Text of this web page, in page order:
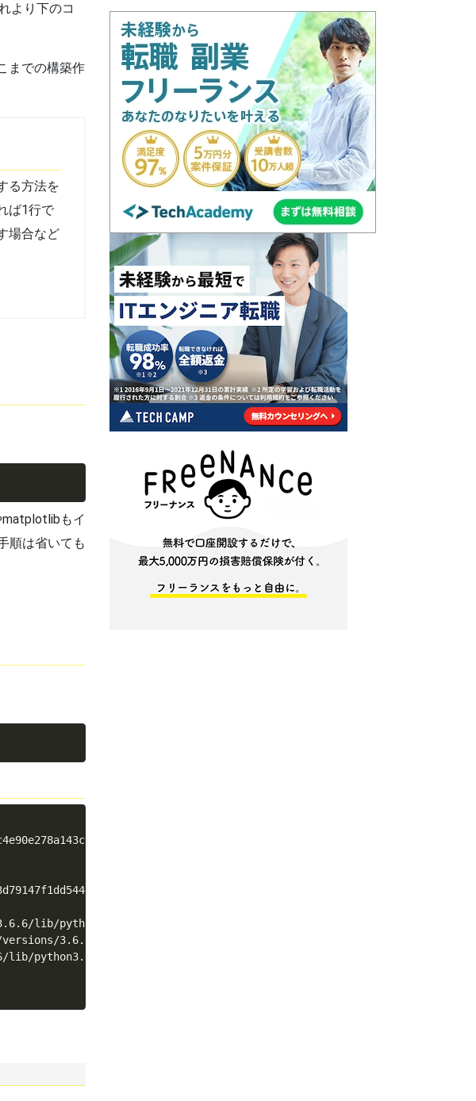
より下のコ
までの構築作
る方法を
ば1行で
場合など
もイ
順は省いても
pandas-0.23.4-cp36-
pytz-2018.7-py2.py3-none-
lib/python3.6/site-packages (from pandas) (1.15.2)
3.6.6/lib/python3.6/site-packages (from pandas) (2.7.3)
python3.6/site-packages (from python-dateutil>=2.5.0->pandas)